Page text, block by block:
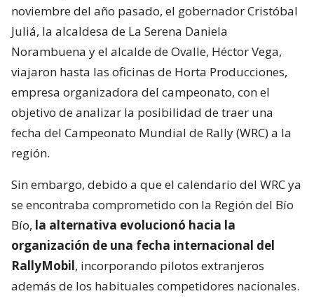
noviembre del año pasado, el gobernador Cristóbal
Juliá, la alcaldesa de La Serena Daniela
Norambuena y el alcalde de Ovalle, Héctor Vega,
viajaron hasta las oficinas de Horta Producciones,
empresa organizadora del campeonato, con el
objetivo de analizar la posibilidad de traer una
fecha del Campeonato Mundial de Rally (WRC) a la
región.
Sin embargo, debido a que el calendario del WRC ya
se encontraba comprometido con la Región del Bío
Bío, la alternativa evolucionó hacia la
organización de una fecha internacional del
RallyMobil, incorporando pilotos extranjeros
además de los habituales competidores nacionales.